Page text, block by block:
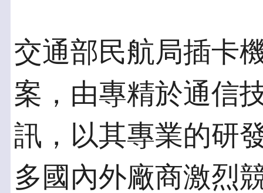
交通部民航局插卡
案，由專精於通信
訊，以其專業的研
多國內外廠商激烈